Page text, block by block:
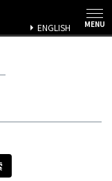
ENGLISH